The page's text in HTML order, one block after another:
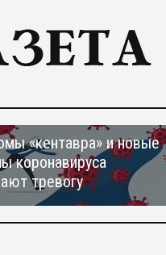
«кентавра» и новые
коронавируса
тревогу